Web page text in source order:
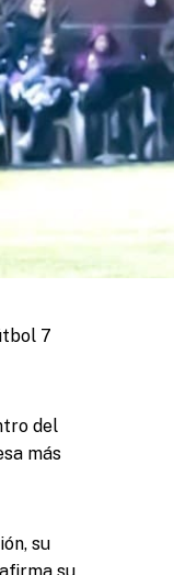
7
del
más
su